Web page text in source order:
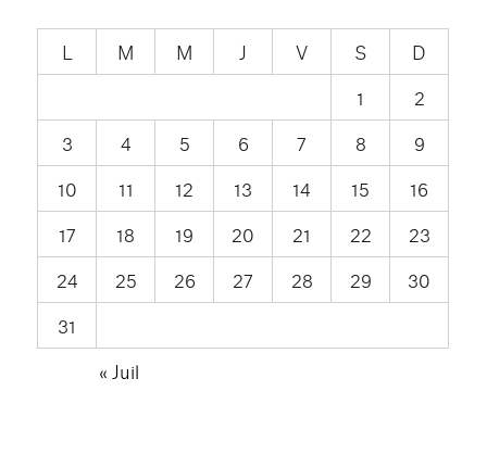
L M M J V S
D
1
2
3
4 5 6 7 8
9
10
11 12 13 14 15
16
17
18 19 20 21 22
23
24
25 26 27 28 29
30
31
« Juil